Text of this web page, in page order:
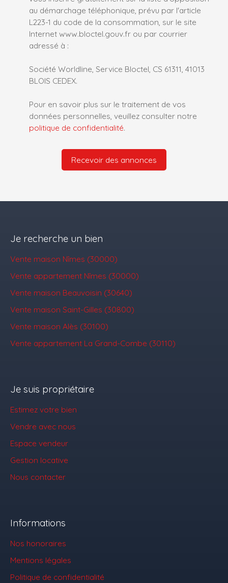
au démarchage téléphonique, prévu par l'article
L223-1 du code de la consommation, sur le site
Internet www.bloctel.gouv.fr ou par courrier
adressé à :
Société Worldline, Service Bloctel, CS 61311, 41013
BLOIS CEDEX.
Pour en savoir plus sur le traitement de vos
données personnelles, veuillez consulter notre
politique de confidentialité.
Recevoir des annonces
Je recherche un bien
Vente maison Nîmes (30000)
Vente appartement Nîmes (30000)
Vente maison Beauvoisin (30640)
Vente maison Saint-Gilles (30800)
Vente maison Alès (30100)
Vente appartement La Grand-Combe (30110)
Je suis propriétaire
Estimez votre bien
Vendre avec nous
Espace vendeur
Gestion locative
Nous contacter
Informations
Nos honoraires
Mentions légales
Politique de confidentialité